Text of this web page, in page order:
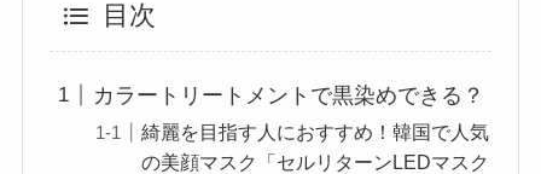
目次
カラートリートメントで黒染めできる？
綺麗を目指す人におすすめ！韓国で人気
の美顔マスク「セルリターンLEDマスク